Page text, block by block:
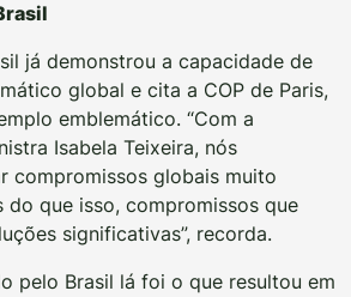
já demonstrou a capacidade de
global e cita a COP de Paris,
emblemático. “Com a
Isabela Teixeira, nós
compromissos globais muito
do que isso, compromissos que
significativas”, recorda.
pelo Brasil lá foi o que resultou em